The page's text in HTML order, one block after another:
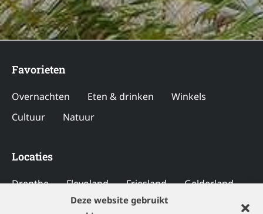
Deze website gebruikt
Favorieten
Overnachten Eten & drinken
Winkels
Cultuur
Natuur
Locaties
Drenthe Flevoland Friesland
Gelderland
Limburg Noord-Brabant